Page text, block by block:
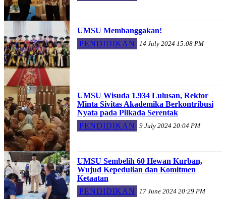
UMSU Membanggakan!
PENDIDIKAN
14 July 2024 15:08 PM
UMSU Wisuda 1.934 Lulusan, Rektor
Minta Sivitas Akademika Berkontribusi
Nyata pada Pilkada Serentak
PENDIDIKAN
9 July 2024 20:04 PM
UMSU Sembelih 60 Hewan Kurban,
Wujud Kepedulian dan Komitmen
Ketaatan
PENDIDIKAN
17 June 2024 20:29 PM